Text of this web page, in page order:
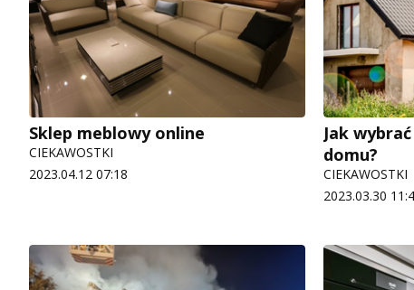
Sklep meblowy online
CIEKAWOSTKI
2023.04.12 07:18
Jak
domu?
CIEKAWOSTKI
2023.03.30